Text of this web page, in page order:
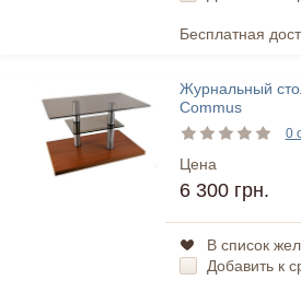
Бесплатная
Журнальный
Commus
0
Цена
6 300 грн.
В список
Добавить к